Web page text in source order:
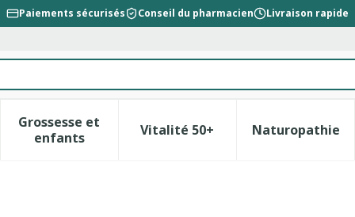
Paiements sécurisés Conseil du pharmacien Livraison rapide
catégorie Beauté, soins et hygiène
sous-menu pour la catégorie Régime, alimentation &
Grossesse et
enfants
Afficher le sous-menu pour la catégorie
Vitalité 50+Afficher le sous-menu pour
Naturopathie
Afficher